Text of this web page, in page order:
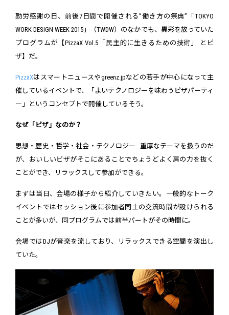
勤労感謝の日、前後7日間で開催される”働き方の祭典”「TOKYO
WORK DESIGN WEEK 2015」（TWDW）のなかでも、異彩を放っていた
プログラムが【PizzaX Vol.5「民主的に生きるための技術」 とピ
ザ】だ。
PizzaXはスマートニュースやgreenz.jpなどの若手が中心になって主
催しているイベントで、「よいテクノロジーを味わうピザパーティ
ー」というコンセプトで開催しているそう。
なぜ「ピザ」なのか？
思想・歴史・哲学・社会・テクノロジー…重厚なテーマを扱うのだ
が、おいしいピザがそこにあることでちょうどよく肩の力を抜く
ことができ、リラックスして参加ができる。
まずは当日、会場の様子から紹介していきたい。一般的なトーク
イベントではセッション後に参加者同士の交流時間が設けられる
ことが多いが、同プログラムでは前半パートがその時間に。
会場ではDJが音楽を流しており、リラックスできる空間を演出し
ていた。